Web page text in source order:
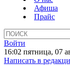
Афиша
Прайс
Войти
16:02 пятница, 07
Написать в